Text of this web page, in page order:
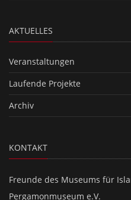
AKTUELLES
Veranstaltungen
Laufende Projekte
Archiv
KONTAKT
Freunde des Museums für
Pergamonmuseum e.V.